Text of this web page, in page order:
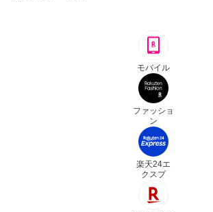
モバイル
ファッショ
ン
楽天24エ
クスプ